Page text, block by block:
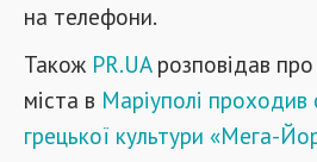
на телефони.
Також PR.UAрозповідав
міста в Маріуполі проходив
грецької культури «Мега-